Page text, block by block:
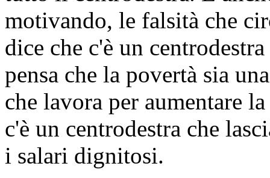
motivando, le falsità che
dice che c'è un
pensa che la povertà sia
che lavora per aumentare
c'è un centrodestra che
i salari dignitosi.